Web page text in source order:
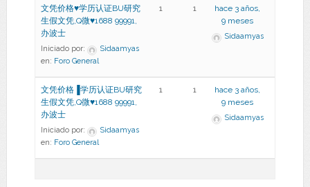
文凭价格♥学历认证BU研究
生假文凭,Q微♥1688 99991,
办波士
Iniciado por:
Sidaamyas
en: Foro General
1 1
hace 3 años,
9 meses
Sidaamyas
文凭价格▐学历认证BU研究
生假文凭,Q微♥1688 99991,
办波士
Iniciado por:
Sidaamyas
en: Foro General
1 1
hace 3 años,
9 meses
Sidaamyas